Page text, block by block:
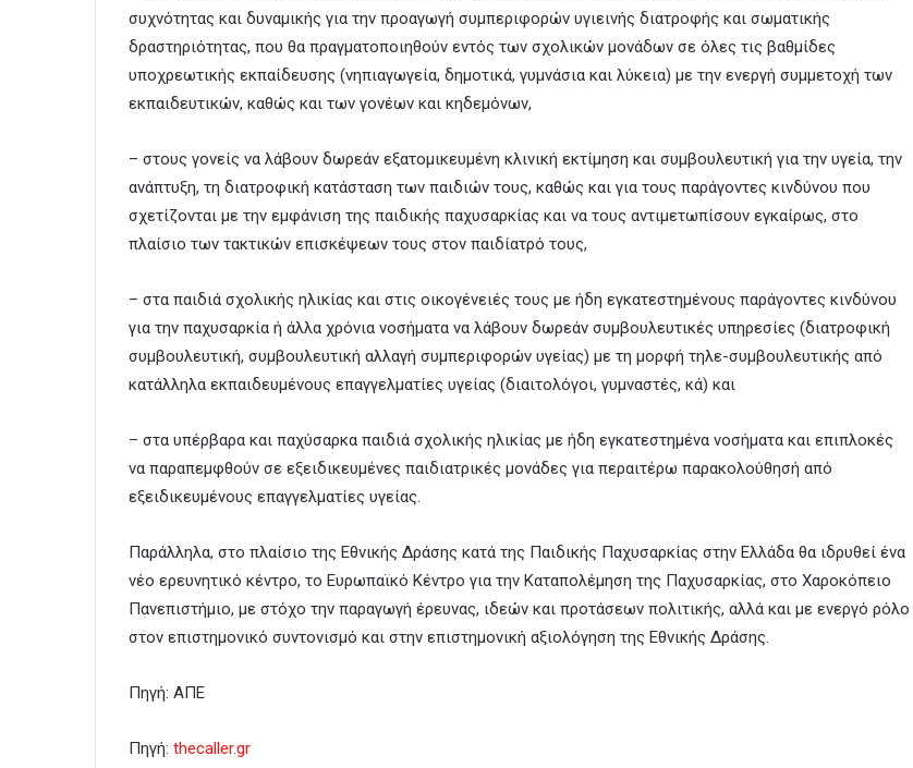
συχνότητας και δυναμικής για την προαγωγή συμπεριφορών υγιεινής διατροφής και σωματικής
δραστηριότητας, που θα πραγματοποιηθούν εντός των σχολικών μονάδων σε όλες τις βαθμίδες
υποχρεωτικής εκπαίδευσης (νηπιαγωγεία, δημοτικά, γυμνάσια και λύκεια) με την ενεργή συμμετοχή των
εκπαιδευτικών, καθώς και των γονέων και κηδεμόνων,
– στους γονείς να λάβουν δωρεάν εξατομικευμένη κλινική εκτίμηση και συμβουλευτική για την υγεία, την
ανάπτυξη, τη διατροφική κατάσταση των παιδιών τους, καθώς και για τους παράγοντες κινδύνου που
σχετίζονται με την εμφάνιση της παιδικής παχυσαρκίας και να τους αντιμετωπίσουν εγκαίρως, στο
πλαίσιο των τακτικών επισκέψεων τους στον παιδίατρό τους,
– στα παιδιά σχολικής ηλικίας και στις οικογένειές τους με ήδη εγκατεστημένους παράγοντες κινδύνου
για την παχυσαρκία ή άλλα χρόνια νοσήματα να λάβουν δωρεάν συμβουλευτικές υπηρεσίες (διατροφική
συμβουλευτική, συμβουλευτική αλλαγή συμπεριφορών υγείας) με τη μορφή τηλε-συμβουλευτικής από
κατάλληλα εκπαιδευμένους επαγγελματίες υγείας (διαιτολόγοι, γυμναστές, κά) και
– στα υπέρβαρα και παχύσαρκα παιδιά σχολικής ηλικίας με ήδη εγκατεστημένα νοσήματα και επιπλοκές
να παραπεμφθούν σε εξειδικευμένες παιδιατρικές μονάδες για περαιτέρω παρακολούθησή από
εξειδικευμένους επαγγελματίες υγείας.
Παράλληλα, στο πλαίσιο της Εθνικής Δράσης κατά της Παιδικής Παχυσαρκίας στην Ελλάδα θα ιδρυθεί ένα
νέο ερευνητικό κέντρο, το Ευρωπαϊκό Κέντρο για την Καταπολέμηση της Παχυσαρκίας, στο Χαροκόπειο
Πανεπιστήμιο, με στόχο την παραγωγή έρευνας, ιδεών και προτάσεων πολιτικής, αλλά και με ενεργό ρόλο
στον επιστημονικό συντονισμό και στην επιστημονική αξιολόγηση της Εθνικής Δράσης.
Πηγή: AΠΕ
Πηγή: thecaller.gr